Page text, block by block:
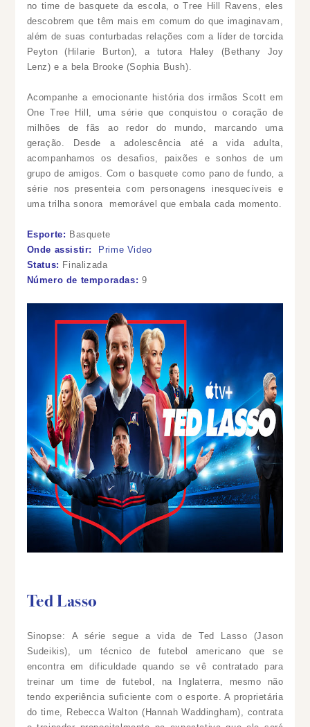
no time de basquete da escola, o Tree Hill Ravens, eles
descobrem que têm mais em comum do que imaginavam,
além de suas conturbadas relações com a líder de torcida
Peyton (Hilarie Burton), a tutora Haley (Bethany Joy
Lenz) e a bela Brooke (Sophia Bush).
Acompanhe a emocionante história dos irmãos Scott em
One Tree Hill, uma série que conquistou o coração de
milhões de fãs ao redor do mundo, marcando uma
geração. Desde a adolescência até a vida adulta,
acompanhamos os desafios, paixões e sonhos de um
grupo de amigos. Com o basquete como pano de fundo, a
série nos presenteia com personagens inesquecíveis e
uma trilha sonora memorável que embala cada momento.
Esporte: Basquete
Onde assistir:
Prime Video
Status: Finalizada
Número de temporadas: 9
Ted Lasso
Sinopse: A série segue a vida de Ted Lasso (Jason
Sudeikis), um técnico de futebol americano que se
encontra em dificuldade quando se vê contratado para
treinar um time de futebol, na Inglaterra, mesmo não
tendo experiência suficiente com o esporte. A proprietária
do time, Rebecca Walton (Hannah Waddingham), contrata